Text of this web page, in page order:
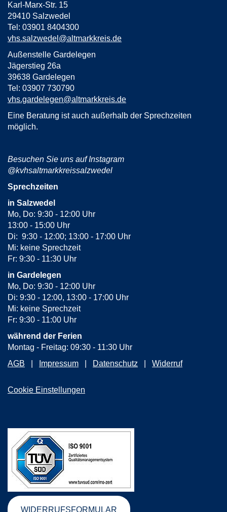
Karl-Marx-Str. 15
29410 Salzwedel
Tel: 03901 8404300
vhs.salzwedel@altmarkkreis.de
Außenstelle Gardelegen
Jägerstieg 26a
39638 Gardelegen
Tel: 03907 730790
vhs.gardelegen@altmarkkreis.de
Eine Beratung ist auch außerhalb der Sprechzeiten
möglich.
Besuchen Sie uns auf Instagram
@kvhsaltmarkkreissalzwedel
Sprechzeiten
in Salzwedel
Mo, Do: 9:30 - 12:00 Uhr
13:00 - 15:00 Uhr
Di: 9:30 - 12:00; 13:00 - 17:00 Uhr
Mi: keine Sprechzeit
Fr: 9:30 - 11:30 Uhr
in Gardelegen
Mo, Do: 9:30 - 12:00 Uhr
Di: 9:30 - 12:00, 13:00 - 17:00 Uhr
Mi: keine Sprechzeit
Fr: 9:30 - 11:00 Uhr
während der Ferien
Montag - Freitag: 09:30 - 11:30 Uhr
AGB
Impressum Datenschutz Widerruf
Cookie Einstellungen
WIDERRUFSFORMULAR